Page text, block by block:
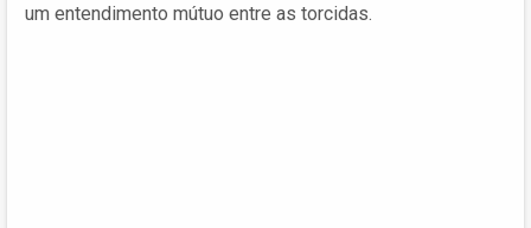
um entendimento mútuo entre as torcidas.